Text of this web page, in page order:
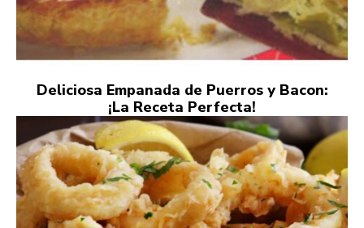
Deliciosa Empanada de Puerros y Bacon:
¡La Receta Perfecta!